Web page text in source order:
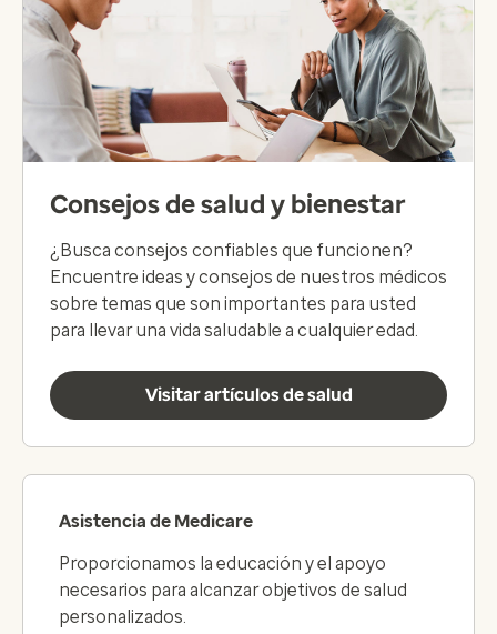
Consejos de salud y bienestar
¿Busca consejos confiables que funcionen?
Encuentre ideas y consejos de nuestros médicos
sobre temas que son importantes para usted
para llevar una vida saludable a cualquier edad.
Visitar artículos de salud
Asistencia de Medicare
Proporcionamos la educación y el apoyo
necesarios para alcanzar objetivos de salud
personalizados.